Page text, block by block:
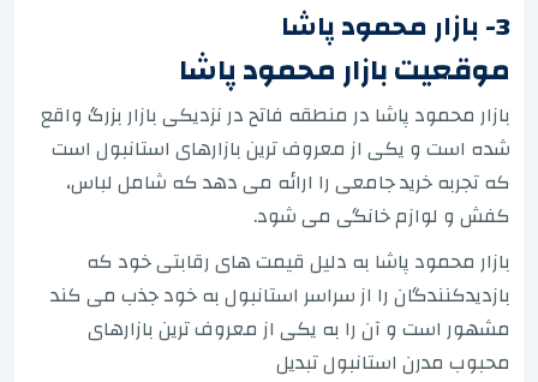
3- بازار محمود پاشا
موقعیت بازار محمود پاشا
بازار محمود پاشا در منطقه فاتح در نزدیکی بازار بزرگ واقع
شده است و یکی از معروف ترین بازارهای استانبول است
که تجربه خرید جامعی را ارائه می دهد که شامل لباس،
کفش و لوازم خانگی می شود.
بازار محمود پاشا به دلیل قیمت های رقابتی خود که
بازدیدکنندگان را از سراسر استانبول به خود جذب می کند
مشهور است و آن را به یکی از معروف ترین بازارهای
محبوب مدرن استانبول تبدیل